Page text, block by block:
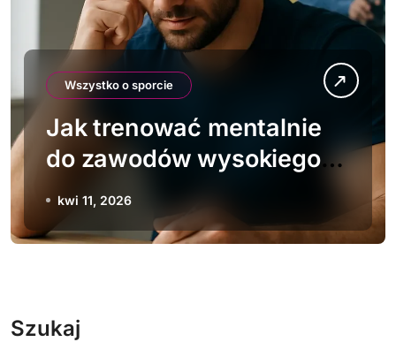
Wszystko o sporcie
Jak trenować mentalnie
do zawodów wysokiego
ryzyka
kwi 11, 2026
Szukaj